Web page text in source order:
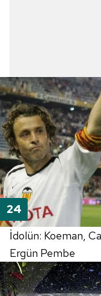
İdolün: Koeman,
Ergün Pembe